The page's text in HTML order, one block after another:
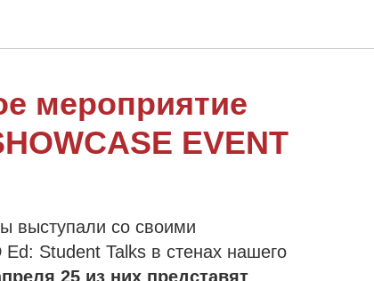
мероприятие
EVENT
выступали со своими
Student Talks в стенах нашего
25 из них представят